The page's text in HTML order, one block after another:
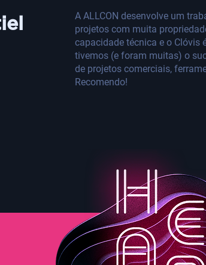
A ALLCON desenvolve um
projetos com muita
capacidade técnica e o Clóvis
tivemos (e foram muitas) o
de projetos comerciais,
Recomendo!